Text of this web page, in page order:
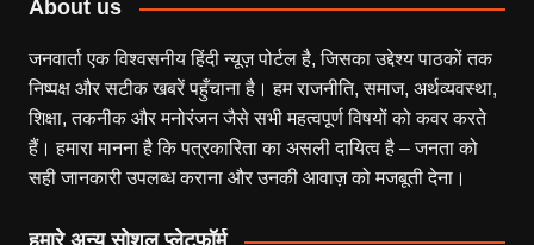
About us
जनवार्ता एक विश्वसनीय हिंदी न्यूज़ पोर्टल है, जिसका उद्देश्य पाठकों तक
निष्पक्ष और सटीक खबरें पहुँचाना है। हम राजनीति, समाज, अर्थव्यवस्था,
शिक्षा, तकनीक और मनोरंजन जैसे सभी महत्वपूर्ण विषयों को कवर करते
हैं। हमारा मानना है कि पत्रकारिता का असली दायित्व है – जनता को
सही जानकारी उपलब्ध कराना और उनकी आवाज़ को मजबूती देना।